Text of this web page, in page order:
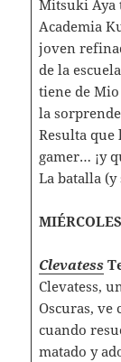
Mitsuki Aya
Academia
joven
de la
tiene de Mio
la
Resulta que
gamer… ¡y
La batalla
Clevatess
Clevatess,
Oscuras, ve
cuando
matado y